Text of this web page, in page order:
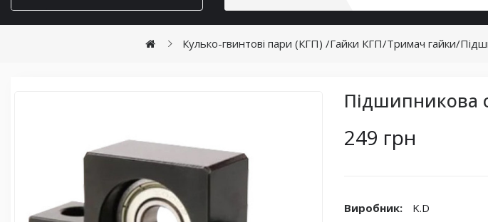
Кулько-гвинтові пари (КГП) /Гайки КГП/Тримач гайки/
Підшипникова
249 грн
Виробник:
K.D